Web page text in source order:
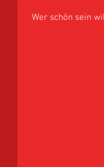
Wer schön sein